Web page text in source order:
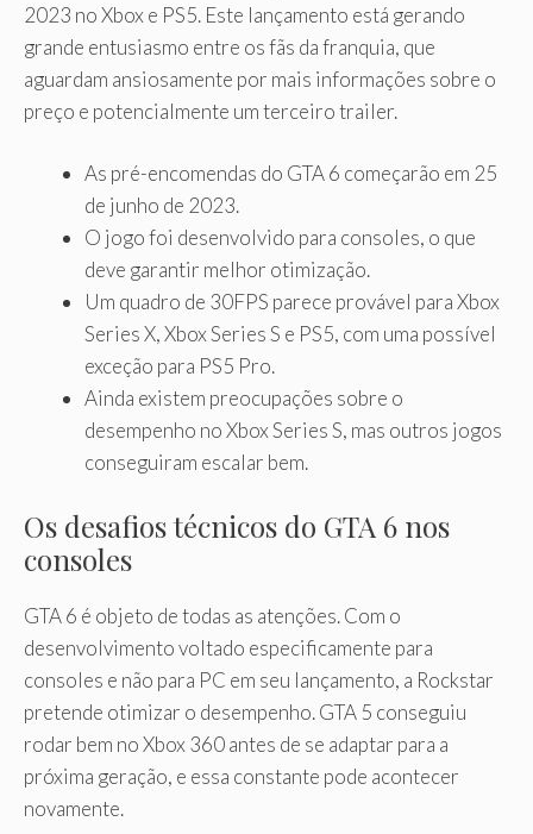
2023 no Xbox e PS5. Este lançamento está gerando
grande entusiasmo entre os fãs da franquia, que
aguardam ansiosamente por mais informações sobre o
preço e potencialmente um terceiro trailer.
As pré-encomendas do GTA 6 começarão em 25
de junho de 2023.
O jogo foi desenvolvido para consoles, o que
deve garantir melhor otimização.
Um quadro de 30FPS parece provável para Xbox
Series X, Xbox Series S e PS5, com uma possível
exceção para PS5 Pro.
Ainda existem preocupações sobre o
desempenho no Xbox Series S, mas outros jogos
conseguiram escalar bem.
Os desafios técnicos do GTA 6 nos
consoles
GTA 6 é objeto de todas as atenções. Com o
desenvolvimento voltado especificamente para
consoles e não para PC em seu lançamento, a Rockstar
pretende otimizar o desempenho. GTA 5 conseguiu
rodar bem no Xbox 360 antes de se adaptar para a
próxima geração, e essa constante pode acontecer
novamente.